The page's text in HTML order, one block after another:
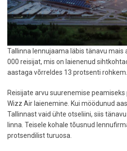
Tallinna lennujaama läbis tänavu mais
000 reisijat, mis on laienenud
aastaga võrreldes 13 protsenti rohkem.
Reisijate arvu suurenemise
Wizz Air laienemine. Kui möödunud
Tallinnast vaid ühte otseliini, siis
linna. Teisele kohale tõusnud
protsendilist turuosa.